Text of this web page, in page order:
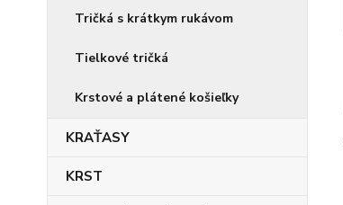
Tričká s krátkym rukávom
Tielkové tričká
Krstové a plátené košieľky
KRAŤASY
KRST